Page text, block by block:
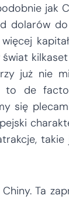
jak
dolarów
już nie
to de
się
takie
Ta